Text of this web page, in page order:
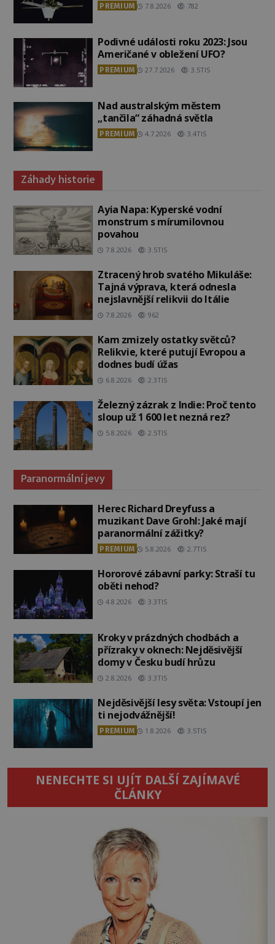
PREMIUM 7.8.2026 782
Podivné události roku 2023: Jsou
Američané v obležení UFO?
PREMIUM 27.7.2026 3.5TIS
Nad australským městem
„tančila“ záhadná světla
PREMIUM 4.7.2026 3.4TIS
Záhady historie
Ayia Napa: Kyperské vodní
monstrum s mírumilovnou
povahou
7.8.2026 3.5TIS
Ztracený hrob svatého Mikuláše:
Tajná výprava, která odnesla
nejslavnější relikvii do Itálie
7.8.2026 962
Kam zmizely ostatky světců?
Relikvie, které putují Evropou a
dodnes budí úžas
6.8.2026 2.3TIS
Železný zázrak z Indie: Proč tento
sloup už 1 600 let nezná rez?
5.8.2026 2.5TIS
Paranormální jevy
Herec Richard Dreyfuss a
muzikant Dave Grohl: Jaké mají
paranormální zážitky?
PREMIUM 5.8.2026 2.7TIS
Hororové zábavní parky: Straší tu
oběti nehod?
4.8.2026 3.3TIS
Kroky v prázdných chodbách a
přízraky v oknech: Nejděsivější
domy v Česku budí hrůzu
2.8.2026 3.3TIS
Nejděsivější lesy světa: Vstoupí jen
ti nejodvážnější!
PREMIUM 1.8.2026 3.5TIS
NENECHTE SI UJÍT DALŠÍ ZAJÍMAVÉ
ČLÁNKY